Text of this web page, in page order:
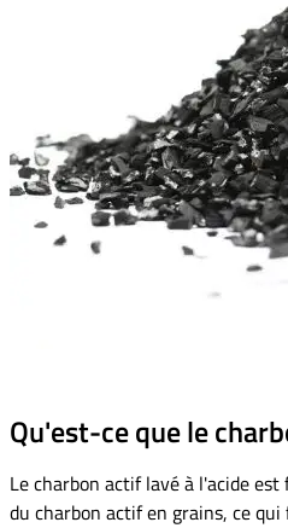
Qu'est-ce que le
Le charbon actif lavé à l'acide
du charbon actif en grains, ce